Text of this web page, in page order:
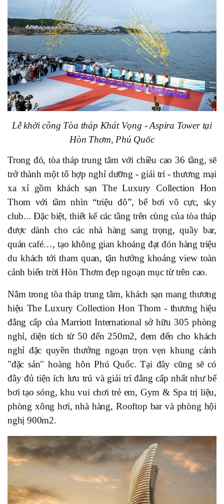
Lễ khởi công Tòa tháp Khát Vọng - Aspira Tower tại
Hòn Thơm, Phú Quốc
Trong đó, tòa tháp trung tâm với chiều cao 36 tầng, sẽ
trở thành một tổ hợp nghỉ dưỡng - giải trí - thương mại
xa xỉ gồm khách sạn The Luxury Collection Hon
Thom với tầm nhìn “triệu đô”, bể bơi vô cực, sky
club... Đặc biệt, thiết kế các tầng trên cùng của tòa tháp
được dành cho các nhà hàng sang trọng, quầy bar,
quán café…, tạo không gian khoáng đạt đón hàng triệu
du khách tới tham quan, tận hưởng khoảng view toàn
cảnh biển trời Hòn Thơm đẹp ngoạn mục từ trên cao.
Nằm trong tòa tháp trung tâm, khách sạn mang thương
hiệu The Luxury Collection Hon Thom - thương hiệu
đẳng cấp của Marriott International sở hữu 305 phòng
nghỉ, diện tích từ 50 đến 250m2, đem đến cho khách
nghỉ đặc quyền thưởng ngoạn trọn vẹn khung cảnh
"đặc sản" hoàng hôn Phú Quốc. Tại đây cũng sẽ có
đầy đủ tiện ích lưu trú và giải trí đẳng cấp nhất như bể
bơi tạo sóng, khu vui chơi trẻ em, Gym & Spa trị liệu,
phòng xông hơi, nhà hàng, Rooftop bar và phòng hội
nghị 900m2.